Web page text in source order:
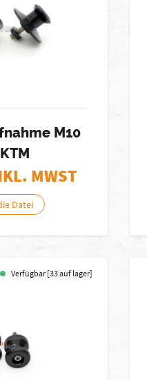
M10
MWST
Datei
Verfügbar [33 auf lager]